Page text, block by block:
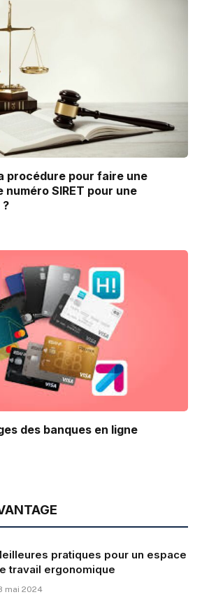
procédure pour faire une
numéro SIRET pour une
des banques en ligne
pratiques pour un espace
travail ergonomique
mai 2024